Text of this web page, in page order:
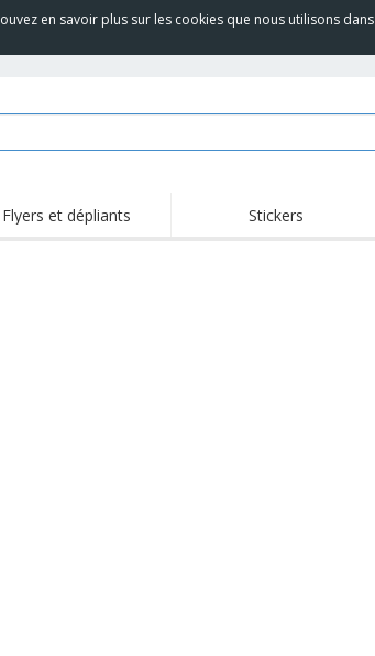
en savoir plus sur les cookies que nous utilisons dans
Flyers et dépliants Stickers